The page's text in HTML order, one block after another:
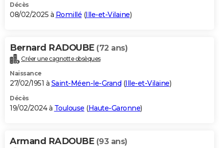
Décès
08/02/2025 à Romillé (Ille-et-Vilaine)
Bernard RADOUBE (72 ans)
Créer une cagnotte obsèques
Naissance
27/02/1951 à Saint-Méen-le-Grand (Ille-et-Vilaine)
Décès
19/02/2024 à Toulouse (Haute-Garonne)
Armand RADOUBE (93 ans)